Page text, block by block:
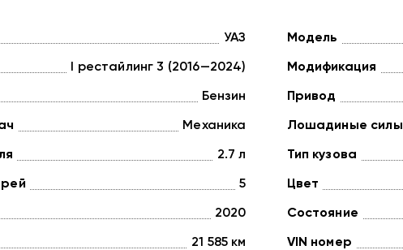
УАЗ
I рестайлинг 3 (2016—2024)
Бензин
Механика
2.7 л
5
2020
21 585 км
Модель
Модификация
Привод
Лошадиные силы
Тип кузова
Цвет
Состояние
VIN номер